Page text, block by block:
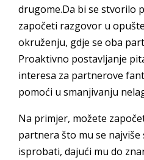
drugome.Da bi se stvorilo
započeti razgovor u
okruženju, gdje se oba
Proaktivno postavljanje
interesa za partnerove
pomoći u smanjivanju
Na primjer, možete
partnera što mu se najviše
isprobati, dajući mu do